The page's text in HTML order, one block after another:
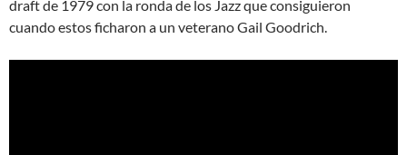
draft de 1979 con la ronda de los Jazz que consiguieron
cuando estos ficharon a un veterano Gail Goodrich.